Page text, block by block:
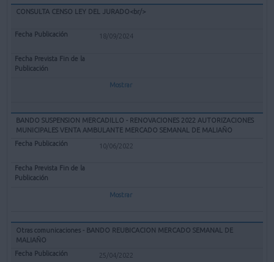
CONSULTA CENSO LEY DEL JURADO<br/>
18/09/2024
Mostrar
BANDO SUSPENSION MERCADILLO - RENOVACIONES 2022 AUTORIZACIONES
MUNICIPALES VENTA AMBULANTE MERCADO SEMANAL DE MALIAÑO
10/06/2022
Mostrar
Otras comunicaciones - BANDO REUBICACION MERCADO SEMANAL DE
MALIAÑO
25/04/2022